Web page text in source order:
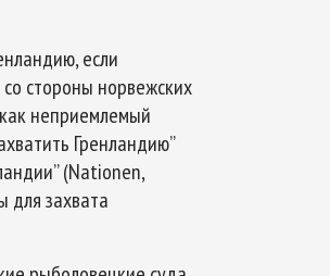
если
стороны норвежских
неприемлемый
Гренландию”
(Nationen,
для захвата